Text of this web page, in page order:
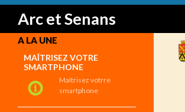
Arc et Senans
Search
A LA UNE
MAÎTRISEZ VOTRE
SMARTPHONE
Maîtrisez votrre
smartphone